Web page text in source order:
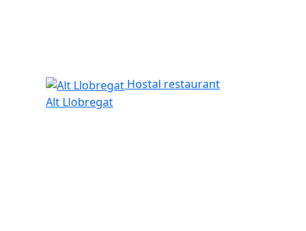
Alt Llobregat
Hostal restaurant
Alt Llobregat